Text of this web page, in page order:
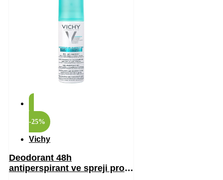
-25%
Vichy
Deodorant 48h
antiperspirant ve spreji proti